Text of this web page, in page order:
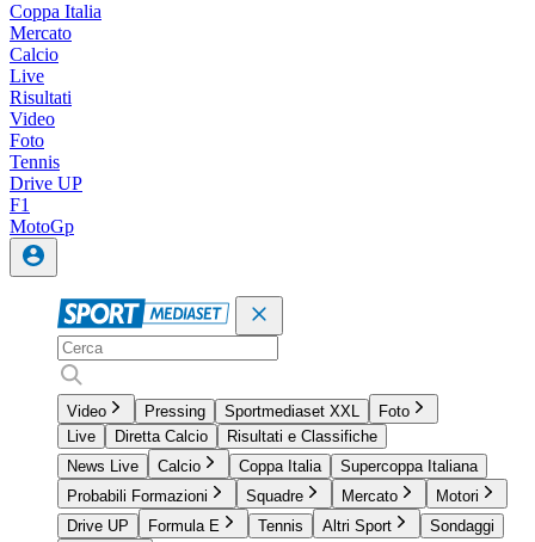
Coppa Italia
Mercato
Calcio
Live
Risultati
Video
Foto
Tennis
Drive UP
F1
MotoGp
Video Pressing Sportmediaset XXL
Foto
Live
Diretta Calcio
Risultati e Classifiche
News Live
Calcio Coppa Italia
Supercoppa Italiana
Probabili Formazioni
Squadre Mercato
Motori
Drive UP
Formula E Tennis Altri Sport
Sondaggi